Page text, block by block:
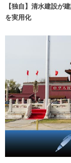
【独自】清水建設が
を実用化